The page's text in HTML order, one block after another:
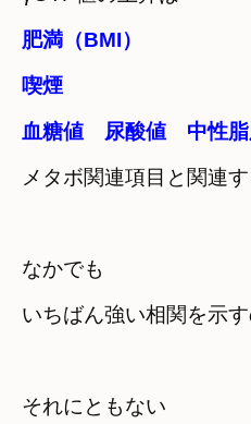
肥満（BMI）
喫煙
血糖値　尿酸値　中性
メタボ関連項目と関連
なかでも
いちばん強い相関を示